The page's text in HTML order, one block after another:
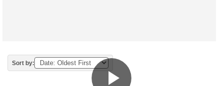
Sort by: